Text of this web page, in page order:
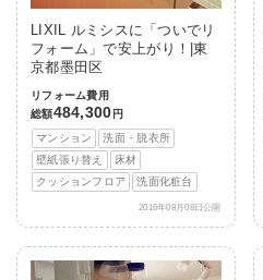
LIXIL ルミシスに「ついでリ
フォーム」で安上がり！|東
京都墨田区
リフォーム費用
総額484,300 円
マンション
洗面・脱衣所
壁紙張り替え
床材
クッションフロア
洗面化粧台
2016年08月08日公開